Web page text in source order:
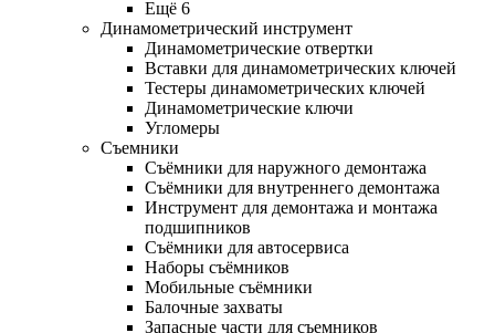
Ещё 6
Динамометрический инструмент
Динамометрические отвертки
Вставки для динамометрических ключей
Тестеры динамометрических ключей
Динамометрические ключи
Угломеры
Съемники
Съёмники для наружного демонтажа
Съёмники для внутреннего демонтажа
Инструмент для демонтажа и монтажа
подшипников
Съёмники для автосервиса
Наборы съёмников
Мобильные съёмники
Балочные захваты
Запасные части для съемников